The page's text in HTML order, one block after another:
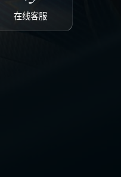
在线客服